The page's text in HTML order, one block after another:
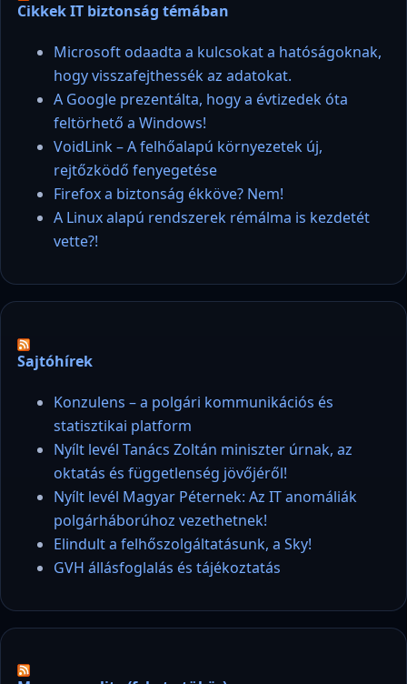
Cikkek IT biztonság témában
Microsoft odaadta a kulcsokat a hatóságoknak,
hogy visszafejthessék az adatokat.
A Google prezentálta, hogy a évtizedek óta
feltörhető a Windows!
VoidLink – A felhőalapú környezetek új,
rejtőzködő fenyegetése
Firefox a biztonság ékköve? Nem!
A Linux alapú rendszerek rémálma is kezdetét
vette?!
Sajtóhírek
Konzulens – a polgári kommunikációs és
statisztikai platform
Nyílt levél Tanács Zoltán miniszter úrnak, az
oktatás és függetlenség jövőjéről!
Nyílt levél Magyar Péternek: Az IT anomáliák
polgárháborúhoz vezethetnek!
Elindult a felhőszolgáltatásunk, a Sky!
GVH állásfoglalás és tájékoztatás